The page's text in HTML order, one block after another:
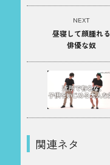
NEXT
昼寝して顔腫れる
俳優な奴
関連ネタ